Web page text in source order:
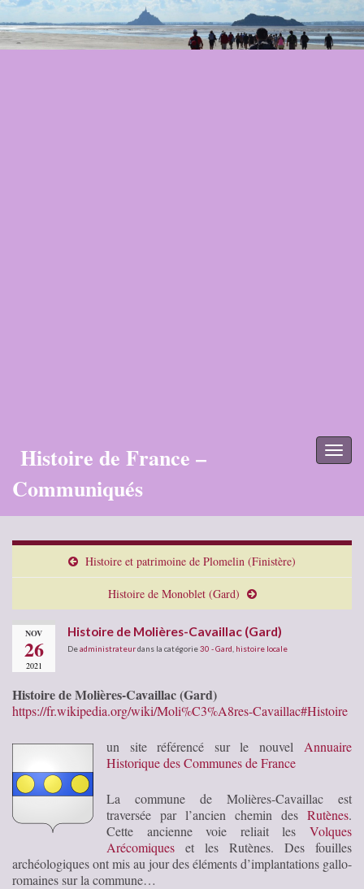
Histoire de France –
Communiqués
Histoire et patrimoine de Plomelin (Finistère)
Histoire de Monoblet (Gard)
NOV
26
2021
Histoire de Molières-Cavaillac (Gard)
Deadministrateurdans la catégorie30 - Gard histoire locale
Histoire de Molières-Cavaillac (Gard)
https://fr.wikipedia.org/wiki/Moli%C3%A8res-Cavaillac#Histoire
un site référencé sur le nouvel Annuaire
Historique des Communes de France
La commune de Molières-Cavaillac est
traversée par l’ancien chemin des Rutènes.
Cette ancienne voie reliait les Volques
Arécomiques et les Rutènes. Des fouilles
archéologiques ont mis au jour des éléments d’implantations gallo-
romaines sur la commune…